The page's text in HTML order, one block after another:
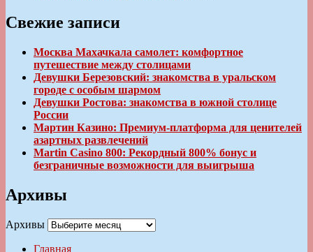
Свежие записи
Москва Махачкала самолет: комфортное
путешествие между столицами
Девушки Березовский: знакомства в уральском
городе с особым шармом
Девушки Ростова: знакомства в южной столице
России
Мартин Казино: Премиум-платформа для ценителей
азартных развлечений
Martin Casino 800: Рекордный 800% бонус и
безграничные возможности для выигрыша
Архивы
Архивы
Главная